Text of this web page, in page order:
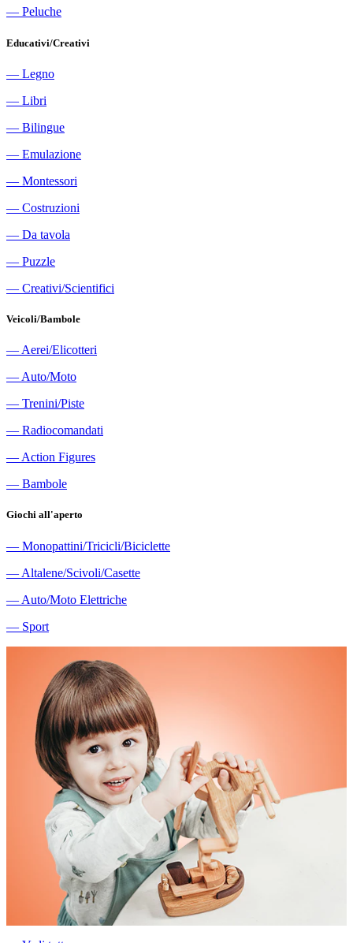
― Peluche
Educativi/Creativi
― Legno
― Libri
― Bilingue
― Emulazione
― Montessori
― Costruzioni
― Da tavola
― Puzzle
― Creativi/Scientifici
Veicoli/Bambole
― Aerei/Elicotteri
― Auto/Moto
― Trenini/Piste
― Radiocomandati
― Action Figures
― Bambole
Giochi all'aperto
― Monopattini/Tricicli/Biciclette
― Altalene/Scivoli/Casette
― Auto/Moto Elettriche
― Sport